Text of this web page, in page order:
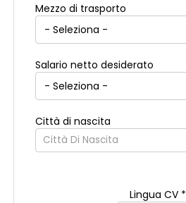
Mezzo di trasporto
Salario netto desiderato
Città di nascita
Città Di Nascita
Lingua CV *